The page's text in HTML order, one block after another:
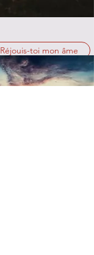
Réjouis-toi mon âme